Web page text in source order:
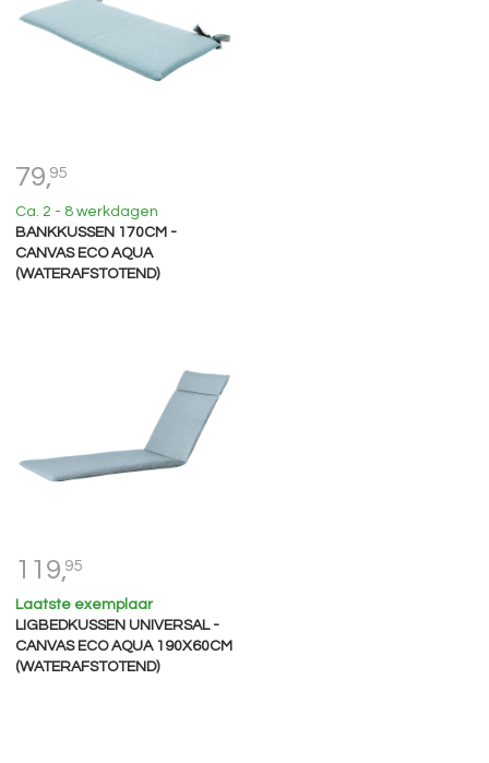
79,95
Ca. 2 - 8 werkdagen
BANKKUSSEN 170CM -
CANVAS ECO AQUA
(WATERAFSTOTEND)
119,95
Laatste exemplaar
LIGBEDKUSSEN UNIVERSAL -
CANVAS ECO AQUA 190X60CM
(WATERAFSTOTEND)